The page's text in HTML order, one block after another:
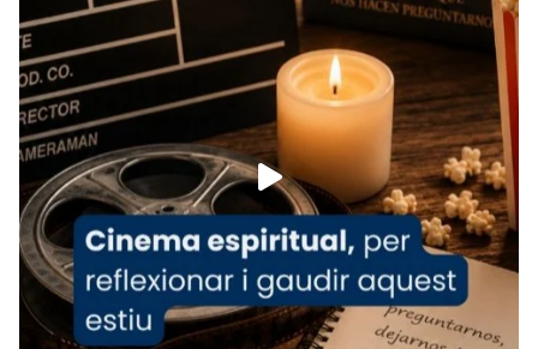
www.vaticannews.va/es/iglesia/news/2026-
07/carmina-historia-depresion-papa-viaje-
espana-testimoni...
Foto
View on Facebook · Share
Arquebisbat de Barcelona
1 week ago
«Avui les santes Juliana i Semproniana ens
ajuden a alçar la mirada»